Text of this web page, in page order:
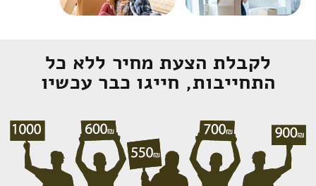
לקבלת הצעת מחיר ללא כל
התחייבות, חייגו כבר עכשיו